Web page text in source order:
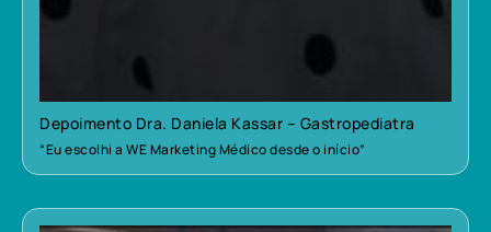
Depoimento Dra. Daniela Kassar – Gastropediatra
“Eu escolhi a WE Marketing Médico desde o início”